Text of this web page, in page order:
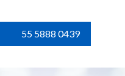
55 5888 0439